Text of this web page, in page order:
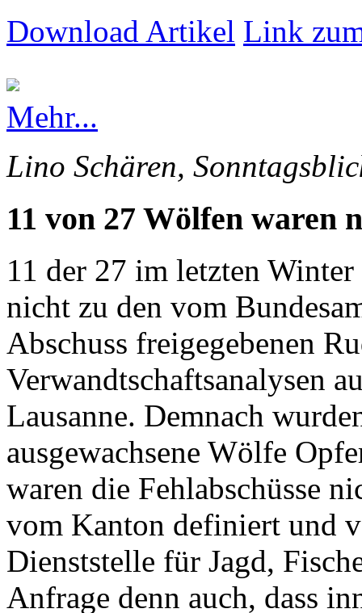
Download Artikel Link
Mehr...
Lino Schären,
11 von 27 Wölfen waren
11 der 27 im letzten
nicht zu den vom
Abschuss freigegebenen
Verwandtschaftsanalysen
Lausanne. Demnach
ausgewachsene Wölfe
waren die Fehlabschüsse
vom Kanton definiert und
Dienststelle für Jagd,
Anfrage denn auch, dass